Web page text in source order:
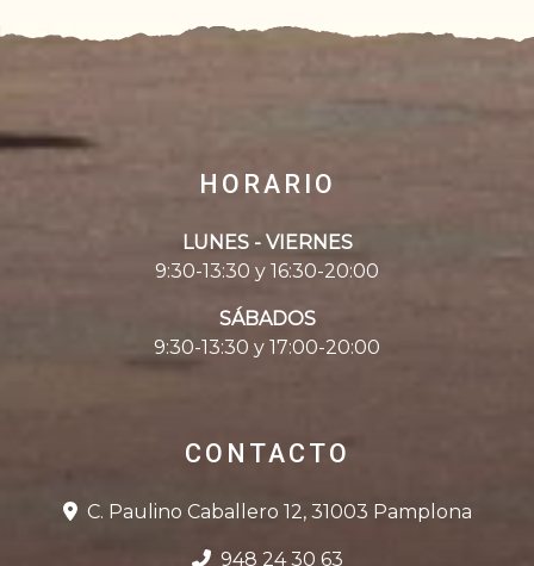
HORARIO
LUNES - VIERNES
9:30-13:30 y 16:30-20:00
SÁBADOS
9:30-13:30 y 17:00-20:00
CONTACTO
C. Paulino Caballero 12, 31003 Pamplona
948 24 30 63